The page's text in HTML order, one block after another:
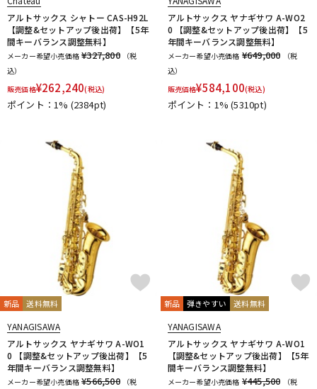
アルトサックス シャトー CAS-H92L
【調整&セットアップ後出荷】【5年
間キーバランス調整無料】
メーカー希望小売価格 ¥327,800
（税
込）
販売価格¥262,240(税込)
ポイント：1% (2384pt)
アルトサックス ヤナギサワ A-WO2
0 【調整&セットアップ後出荷】【5
年間キーバランス調整無料】
メーカー希望小売価格 ¥649,000
（税
込）
販売価格¥584,100(税込)
ポイント：1%(5310pt)
新品 送料無料
YANAGISAWA
アルトサックス ヤナギサワ A-WO1
0 【調整&セットアップ後出荷】【5
年間キーバランス調整無料】
メーカー希望小売価格 ¥566,500
（税
新品 弾きやすい 送料無料
YANAGISAWA
アルトサックス ヤナギサワ A-WO1
【調整&セットアップ後出荷】【5年
間キーバランス調整無料】
メーカー希望小売価格 ¥445,500
（税